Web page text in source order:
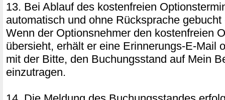
13. Bei Ablauf des kostenfreien
automatisch und ohne Rücksprache
Wenn der Optionsnehmer den kostenfreien
übersieht, erhält er eine Erinnerungs-E-Mail
mit der Bitte, den Buchungsstand auf Mein
einzutragen.